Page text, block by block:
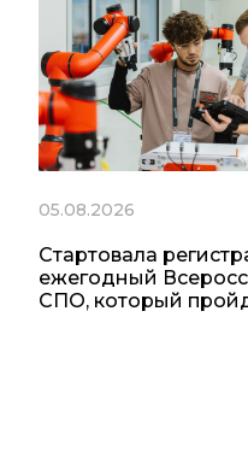
05.08.2026
Стартовала
ежегодный
СПО, который